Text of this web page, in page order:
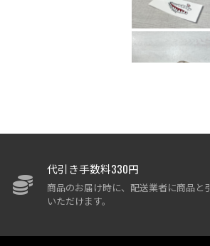
代引き手数料330円
商品のお届け時に、配送業者に商品と
いただけます。